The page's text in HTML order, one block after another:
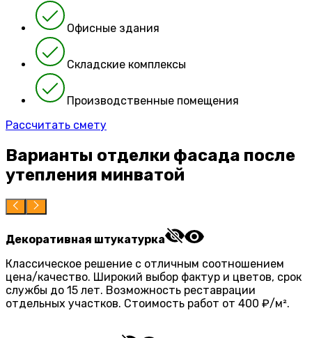
Офисные здания
Складские комплексы
Производственные помещения
Рассчитать смету
Варианты отделки фасада после
утепления минватой
Декоративная штукатурка
Классическое решение с отличным соотношением
цена/качество. Широкий выбор фактур и цветов, срок
службы до 15 лет. Возможность реставрации
отдельных участков. Стоимость работ от 400 ₽/м².